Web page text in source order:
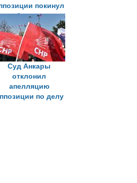
покинул
штаб-квартиру
партии в Анкаре
Суд Анкары
отклонил
апелляцию
по делу